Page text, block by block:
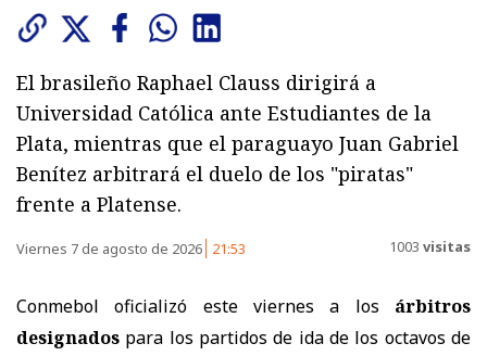
El brasileño Raphael Clauss dirigirá a
Universidad Católica ante Estudiantes de la
Plata, mientras que el paraguayo Juan Gabriel
Benítez arbitrará el duelo de los "piratas"
frente a Platense.
Viernes 7 de agosto de 2026 21:53 1003 visitas
Conmebol oficializó este viernes a los árbitros
designados para los partidos de ida de los octavos de